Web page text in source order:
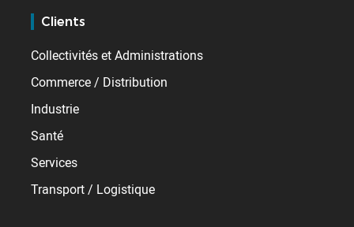
Clients
Collectivités et Administrations
Commerce / Distribution
Industrie
Santé
Services
Transport / Logistique